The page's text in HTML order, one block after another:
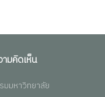
มคิดเห็น
มมหาวิทยาลัย